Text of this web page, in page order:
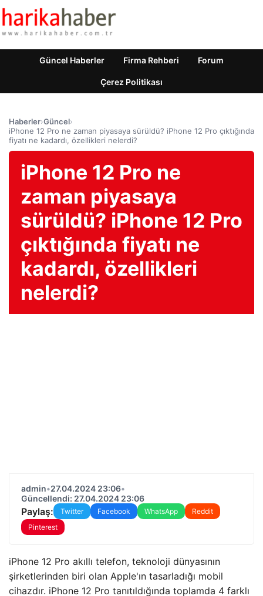
Güncel Haberler Firma Rehberi Forum
Çerez Politikası
Haberler›Güncel›
iPhone 12 Pro ne zaman piyasaya sürüldü? iPhone 12 Pro çıktığında
fiyatı ne kadardı, özellikleri nelerdi?
iPhone 12 Pro ne
zaman piyasaya
sürüldü? iPhone 12 Pro
çıktığında fiyatı ne
kadardı, özellikleri
nelerdi?
admin•27.04.2024 23:06•
Güncellendi: 27.04.2024 23:06
Paylaş: Twitter Facebook WhatsApp
Reddit
Pinterest
iPhone 12 Pro akıllı telefon, teknoloji dünyasının
şirketlerinden biri olan Apple'ın tasarladığı mobil
cihazdır. iPhone 12 Pro tanıtıldığında toplamda 4 farklı